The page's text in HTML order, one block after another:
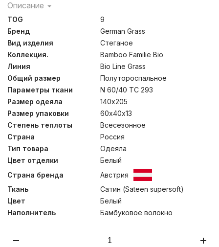
Описание
Бамбук служит превосходным сырьем для подушек и
одеял: легкие и воздушные волокна обладают
бактерицидными свойствами, создавая отличные
условия сна. Легкие одеяла идеальны для теплых
ночей, всесезонные одеяла- прекрасный выбор для
городских квартир. Стеганные внешние чехлы
подушек – на “молнии”, предназначенной для
возможности регулировки количества наполнителя
внутренней камеры, который можно отбирать-
добавлять вручную, подбирая оптимальный объем.
Стирка при температуре до 30С°.
TOG
9
Бренд
German Grass
Вид изделия
Стеганое
Коллекция.
Bamboo Familie Bio
Линия
Bio Line Grass
Общий размер
Полутороспальное
Параметры ткани
N 60/40 TC 293
Размер одеяла
140х205
Размер упаковки
60х40х13
Степень теплоты
Всесезонное
Страна
Россия
Тип товара
Одеяла
Цвет отделки
Белый
Страна бренда
Австрия
Ткань
Сатин (Sateen supersoft)
Цвет
Белый
Наполнитель
Бамбуковое волокно